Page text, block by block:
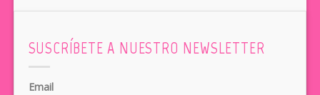
SUSCRÍBETE A NUESTRO NEWSLETTER
Email